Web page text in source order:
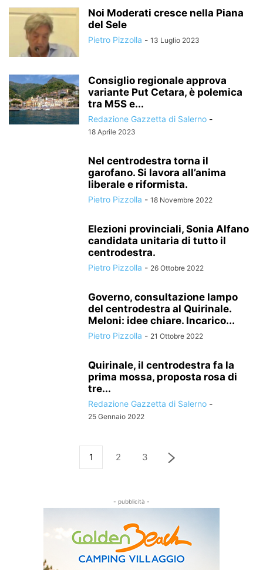
Noi Moderati cresce nella Piana
del Sele
Pietro Pizzolla - 13 Luglio 2023
Consiglio regionale approva
variante Put Cetara, è polemica
tra M5S e...
Redazione Gazzetta di Salerno -
18 Aprile 2023
Nel centrodestra torna il
garofano. Si lavora all’anima
liberale e riformista.
Pietro Pizzolla - 18 Novembre 2022
Elezioni provinciali, Sonia Alfano
candidata unitaria di tutto il
centrodestra.
Pietro Pizzolla - 26 Ottobre 2022
Governo, consultazione lampo
del centrodestra al Quirinale.
Meloni: idee chiare. Incarico...
Pietro Pizzolla - 21 Ottobre 2022
Quirinale, il centrodestra fa la
prima mossa, proposta rosa di
tre...
Redazione Gazzetta di Salerno -
25 Gennaio 2022
1 2 3
- pubblicità -